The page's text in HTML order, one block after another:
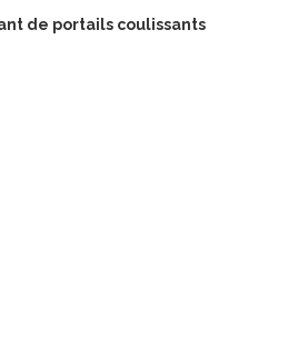
de portails coulissants